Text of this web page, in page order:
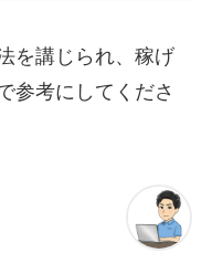
を講じられ、 稼げ
参考にしてくださ